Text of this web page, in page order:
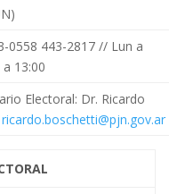
0558 443-2817 // Lun a
13:00
Electoral: Dr. Ricardo
ricardo.boschetti@pjn.gov.ar